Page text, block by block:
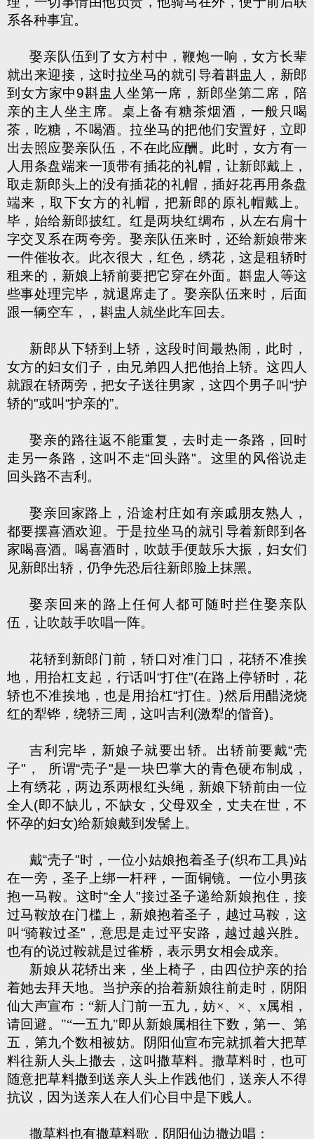
系各种事宜。
娶亲队伍到了女方村中，鞭炮一响，女方长辈
就出来迎接，这时拉坐马的就引导着斟盅人，新郎
到女方家中9斟盅人坐第一席，新郎坐第二席，陪
亲的主人坐主席。桌上备有糖茶烟酒，一般只喝
茶，吃糖，不喝酒。拉坐马的把他们安置好，立即
出去照应娶亲队伍，不在此应酬。此时，女方有一
人用条盘端来一顶带有插花的礼帽，让新郎戴上，
取走新郎头上的没有插花的礼帽，插好花再用条盘
端来，取下女方的礼帽，把新郎的原礼帽戴上。
毕，始给新郎披红。红是两块红绸布，从左右肩十
字交叉系在两夸旁。娶亲队伍来时，还给新娘带来
一件催妆衣。此衣很大，红色，绣花，这是租轿时
租来的，新娘上轿前要把它穿在外面。斟盅人等这
些事处理完毕，就退席走了。娶亲队伍来时，后面
跟一辆空车，，斟盅人就坐此车回去。
新郎从下轿到上轿，这段时间最热闹，此时，
女方的妇女们子，由兄弟四人把他抬上轿。这四人
就跟在轿两旁，把女子送往男家，这四个男子叫“护
轿的"或叫“护亲的”。
娶亲的路往返不能重复，去时走一条路，回时
走另一条路，这叫不走“回头路"。这里的风俗说走
回头路不吉利。
娶亲回家路上，沿途村庄如有亲戚朋友熟人，
都要摆喜酒欢迎。于是拉坐马的就引导着新郎到各
家喝喜酒。喝喜酒时，吹鼓手便鼓乐大振，妇女们
见新郎出轿，仍争先恐后往新郎脸上抹黑。
娶亲回来的路上任何人都可随时拦住娶亲队
伍，让吹鼓手吹唱一阵。
花轿到新郎门前，轿口对准门口，花轿不准挨
地，用抬杠支起，行话叫“打住"(在路上停轿时，花
轿也不准挨地，也是用抬杠“打住。)然后用醋浇烧
红的犁铧，绕轿三周，这叫吉利(激犁的偕音)。
吉利完毕，新娘子就要出轿。出轿前要戴“壳
子"， 所谓“壳子"是一块巴掌大的青色硬布制成，
上有绣花，两边系两根红头绳，新娘下轿前由一位
全人(即不缺儿，不缺女，父母双全，丈夫在世，不
怀孕的妇女)给新娘戴到发髻上。
戴“壳子"时，一位小姑娘抱着圣子(织布工具)站
在一旁，圣子上绑一杆秤，一面铜镜。一位小男孩
抱一马鞍。这时“全人"接过圣子递给新娘抱住，接
过马鞍放在门槛上，新娘抱着圣子，越过马鞍，这
叫“骑鞍过圣"，意思是走过平安路，越过越兴胜。
也有的说过鞍就是过雀桥，表示男女相会成亲。
新娘从花轿出来，坐上椅子，由四位护亲的抬
着她去拜天地。当护亲的抬着新娘往前走时，阴阳
仙大声宣布：“新人门前一五九，妨×、×、x属相，
请回避。"“一五九"即从新娘属相往下数，第一、第
五，第九个数相被妨。阴阳仙宣布完就抓着大把草
料往新人头上撒去，这叫撒草料。撒草料时，也可
随意把草料撒到送亲人头上作践他们，送亲人不得
抗议，因为送亲人在人们心目中是下贱人。
撒草料也有撒草料歌，阴阳仙边撒边唱：